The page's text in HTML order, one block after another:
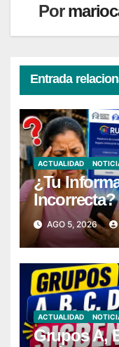
Por
Entrada
ACTUALIDAD
¿Tu
AGO 5, 2026
ACTUALIDAD
Grupos A,